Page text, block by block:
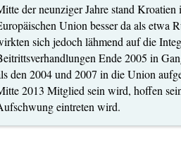
der neunziger Jahre stand
Union besser da als etwa
sich jedoch lähmend auf die
Ende 2005 in
den 2004 und 2007 in die Union
2013 Mitglied sein wird, hoffen
eintreten wird.